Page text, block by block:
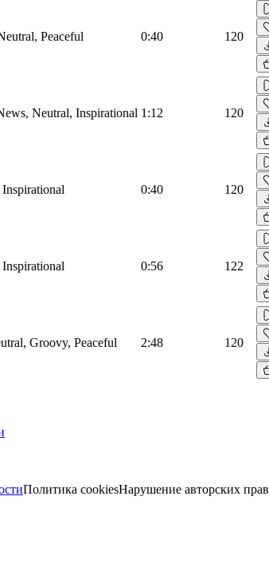
Peaceful 0:40 120
Neutral, Inspirational 1:12 120
0:40 120
0:56 122
Groovy, Peaceful 2:48 120
Политика cookiesНарушение авторских прав